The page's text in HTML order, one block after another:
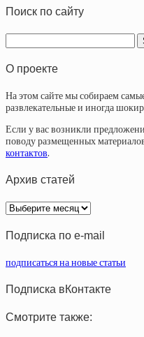
Поиск по сайту
О проекте
На этом сайте мы собираем
развлекательные и иногда
Если у вас возникли
поводу размещенных
контактов.
Архив статей
Архив
статей
Подписка по e-mail
подписаться на новые статьи
Подписка вКонтакте
Смотрите также: